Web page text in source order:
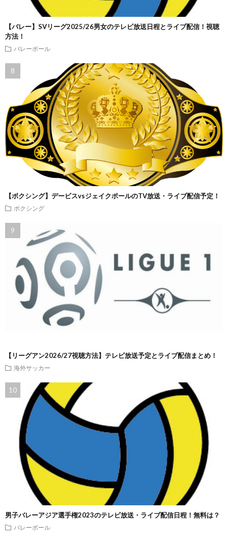
【バレー】SVリーグ2025/26男女のテレビ放送日程とライブ配信！視聴
方法！
バレーボール
【ボクシング】デービスvsジェイクポールのTV放送・ライブ配信予定！
ボクシング
【リーグアン2026/27視聴方法】テレビ放送予定とライブ配信まとめ！
海外サッカー
男子バレーアジア選手権2023のテレビ放送・ライブ配信日程！無料は？
バレーボール